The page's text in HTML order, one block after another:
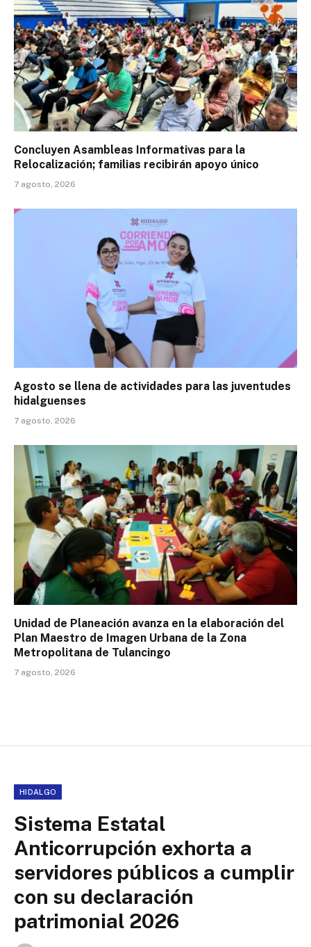
Concluyen Asambleas Informativas para la
Relocalización; familias recibirán apoyo único
7 agosto, 2026
Agosto se llena de actividades para las juventudes
hidalguenses
7 agosto, 2026
Unidad de Planeación avanza en la elaboración del
Plan Maestro de Imagen Urbana de la Zona
Metropolitana de Tulancingo
7 agosto, 2026
HIDALGO
Sistema Estatal
Anticorrupción exhorta a
servidores públicos a cumplir
con su declaración
patrimonial 2026